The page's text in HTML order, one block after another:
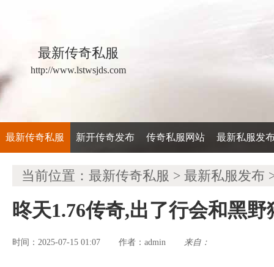
最新传奇私服
http://www.lstwsjds.com
最新传奇私服 新开传奇发布 传奇私服网站 最新私服发
当前位置： 最新传奇私服 > 最新私服发布
昸天1.76传奇,出了行会和黑
时间：2025-07-15 01:07 作者： admin 来自：